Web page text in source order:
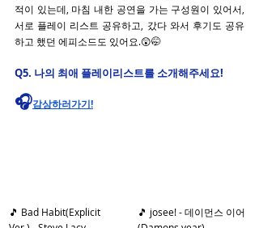
적이 있는데, 마침 내한 공연을 가는 구성원이 있어서,
서로 플레이 리스트 공유하고, 갔다 와서 후기도 공유
하고 했던 에피소드도 있어요.😲🤭
Q5. 나의 최애 플레이리스트를 소개해주세요!
🎧감상하러가기!
🎵 Bad Habit(Explicit
🎵 josee! - 데이먼스 이어